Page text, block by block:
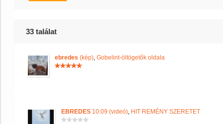
33 találat
ebredes (kép), Gobelint-öltögetők oldala
EBREDES 10:09 (videó), HIT REMÉNY SZERETET